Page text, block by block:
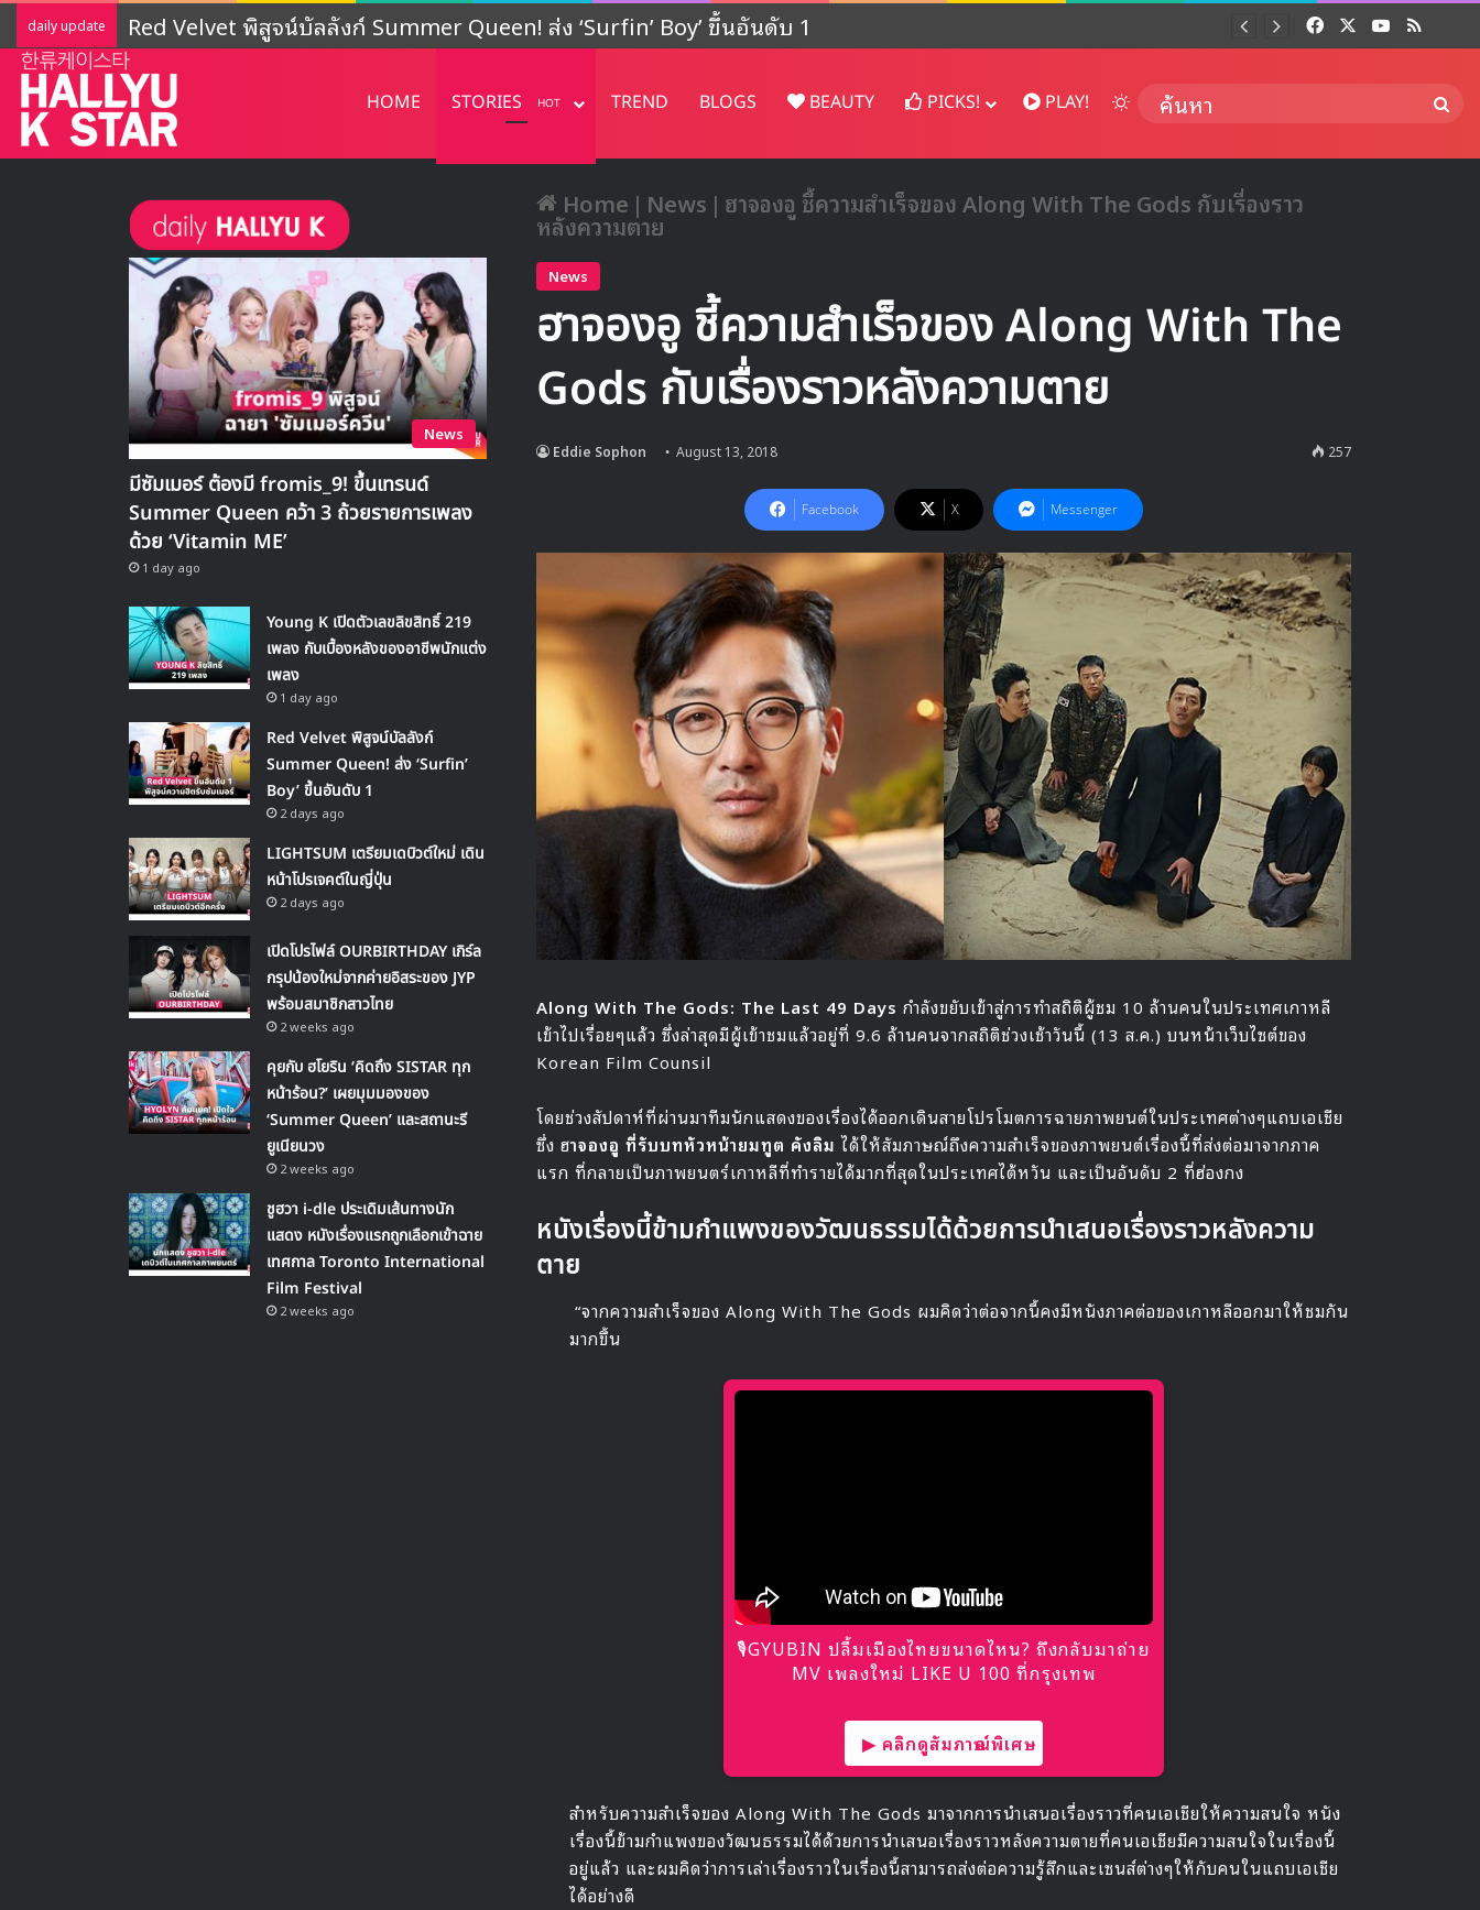
daily update LIGHTSUM เตรียมเดบิวต์ใหม่ เดินหน้าโปรเจคต์ในญี่ปุ่น FacebookYouTube
RSS
HOME STORIES HOT TREND BLOGS BEAUTY PICKS! PLAY! Switch skin
Home | News | ฮาจองอู ชี้ความสำเร็จของ Along With The Gods กับเรื่องราว
หลังความตาย
News
ฮาจองอู ชี้ความสำเร็จของ Along With The
Gods กับเรื่องราวหลังความตาย
Eddie Sophon August 13, 2018 257
Facebook X Messenger
Along With The Gods: The Last 49 Days กำลังขยับเข้าสู่การทำสถิติผู้ชม 10 ล้านคนในประเทศเกาหลี
เข้าไปเรื่อยๆแล้ว ซึ่งล่าสุดมีผู้เข้าชมแล้วอยู่ที่ 9.6 ล้านคนจากสถิติช่วงเช้าวันนี้ (13 ส.ค.) บนหน้าเว็บไซต์ของ
Korean Film Counsil
โดยช่วงสัปดาห์ที่ผ่านมาทีมนักแสดงของเรื่องได้ออกเดินสายโปรโมตการฉายภาพยนต์ในประเทศต่างๆแถบเอเชีย
ซึ่ง ฮาจองอู ที่รับบทหัวหน้ายมทูต คังลิม ได้ให้สัมภาษณ์ถึงความสำเร็จของภาพยนต์เรื่องนี้ที่ส่งต่อมาจากภาค
แรก ที่กลายเป็นภาพยนตร์เกาหลีที่ทำรายได้มากที่สุดในประเทศไต้หวัน และเป็นอันดับ 2 ที่ฮ่องกง
หนังเรื่องนี้ข้ามกำแพงของวัฒนธรรมได้ด้วยการนำเสนอเรื่องราวหลังความ
ตาย
“จากความสำเร็จของ Along With The Gods ผมคิดว่าต่อจากนี้คงมีหนังภาคต่อของเกาหลีออกมาให้ชมกัน
มากขึ้น
🎙GYUBIN ปลื้มเมืองไทยขนาดไหน? ถึงกลับมาถ่าย
MV เพลงใหม่ LIKE U 100 ที่กรุงเทพ
▶ คลิกดูสัมภาษณ์พิเศษ
สำหรับความสำเร็จของ Along With The Gods มาจากการนำเสนอเรื่องราวที่คนเอเชียให้ความสนใจ หนัง
เรื่องนี้ข้ามกำแพงของวัฒนธรรมได้ด้วยการนำเสนอเรื่องราวหลังความตายที่คนเอเชียมีความสนใจในเรื่องนี้
อยู่แล้ว และผมคิดว่าการเล่าเรื่องราวในเรื่องนี้สามารถส่งต่อความรู้สึกและเซนส์ต่างๆให้กับคนในแถบเอเชีย
ได้อย่างดี
News
มีซัมเมอร์ ต้องมี fromis_9! ขึ้นเทรนด์
Summer Queen คว้า 3 ถ้วยรายการเพลง
ด้วย ‘Vitamin ME’
1 day ago
Young K เปิดตัวเลขลิขสิทธิ์ 219
เพลง กับเบื้องหลังของอาชีพนักแต่ง
เพลง
1 day ago
Red Velvet พิสูจน์บัลลังก์
Summer Queen! ส่ง ‘Surfin’
Boy’ ขึ้นอันดับ 1
2 days ago
LIGHTSUM เตรียมเดบิวต์ใหม่ เดิน
หน้าโปรเจคต์ในญี่ปุ่น
2 days ago
เปิดโปรไฟล์ OURBIRTHDAY เกิร์ล
กรุปน้องใหม่จากค่ายอิสระของ JYP
พร้อมสมาชิกสาวไทย
2 weeks ago
คุยกับ ฮโยริน ‘คิดถึง SISTAR ทุก
หน้าร้อน?’ เผยมุมมองของ
‘Summer Queen’ และสถานะรี
ยูเนียนวง
2 weeks ago
ชูฮวา i-dle ประเดิมเส้นทางนัก
แสดง หนังเรื่องแรกถูกเลือกเข้าฉาย
เทศกาล Toronto International
Film Festival
2 weeks ago